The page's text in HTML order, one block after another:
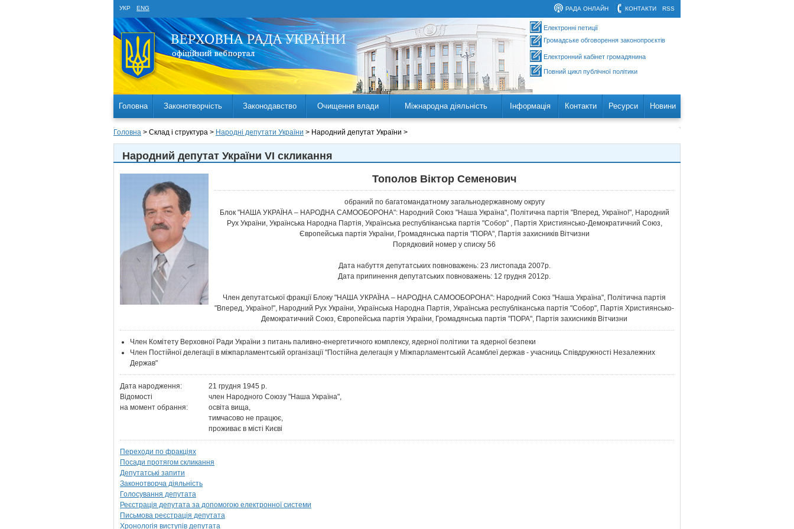
УКР ENG RSS
КОНТАКТИ
РАДА ОНЛАЙН
Електронні петиції
Громадське обговорення законопроєктів
Електронний кабінет громадянина
Повний цикл публічної політики
Головна Законотворчість Законодавство Очищення влади Міжнародна діяльність Інформація Контакти Ресурси Новини
Головна > Склад і структура > Народні депутати України > Народний депутат України >
Народний депутат України VI скликання
Тополов Віктор Семенович
обраний по багатомандатному загальнодержавному округу
Блок "НАША УКРАЇНА – НАРОДНА САМООБОРОНА": Народний Союз "Наша Україна", Політична партія "Вперед, Україно!", Народний
Рух України, Українська Народна Партія, Українська республіканська партія "Собор" , Партія Християнсько-Демократичний Союз,
Європейська партія України, Громадянська партія "ПОРА", Партія захисників Вітчизни
Порядковий номер у списку 56
Дата набуття депутатських повноважень: 23 листопада 2007р.
Дата припинення депутатських повноважень: 12 грудня 2012р.
Член депутатської фракції Блоку "НАША УКРАЇНА – НАРОДНА САМООБОРОНА": Народний Союз "Наша Україна", Політична партія
"Вперед, Україно!", Народний Рух України, Українська Народна Партія, Українська республіканська партія "Собор", Партія Християнсько-
Демократичний Союз, Європейська партія України, Громадянська партія "ПОРА", Партія захисників Вітчизни
Член Комітету Верховної Ради України з питань паливно-енергетичного комплексу, ядерної політики та ядерної безпеки
Член Постійної делегації в міжпарламентській організації "Постійна делегація у Міжпарламентській Асамблеї держав - учасниць Співдружності Незалежних
Держав"
Дата народження:
21 грудня 1945 р.
Відомості
на момент обрання:
член Народного Союзу "Наша Україна",
освіта вища,
тимчасово не працює,
проживає в місті Києві
Переходи по фракціях
Посади протягом скликання
Депутатські запити
Законотворча діяльність
Голосування депутата
Реєстрація депутата за допомогою електронної системи
Письмова реєстрація депутата
Хронологія виступів депутата